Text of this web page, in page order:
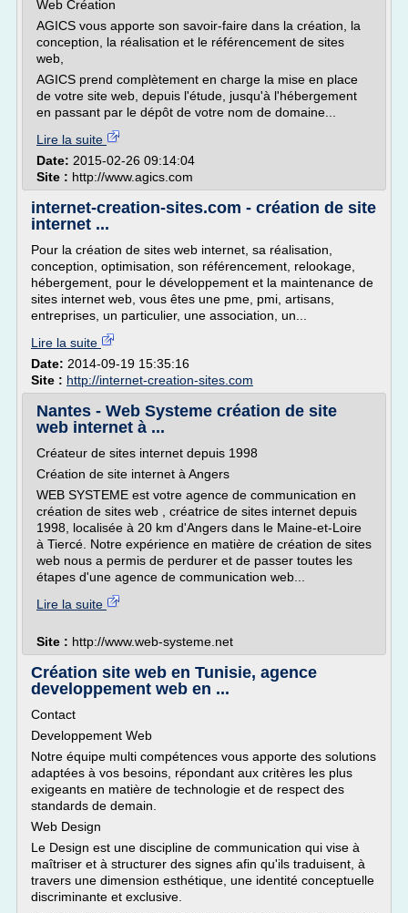
Web Création
AGICS vous apporte son savoir-faire dans la création, la
conception, la réalisation et le référencement de sites
web,
AGICS prend complètement en charge la mise en place
de votre site web, depuis l'étude, jusqu'à l'hébergement
en passant par le dépôt de votre nom de domaine...
Lire la suite
Date: 2015-02-26 09:14:04
Site : http://www.agics.com
internet-creation-sites.com - création de site
internet ...
Pour la création de sites web internet, sa réalisation,
conception, optimisation, son référencement, relookage,
hébergement, pour le développement et la maintenance de
sites internet web, vous êtes une pme, pmi, artisans,
entreprises, un particulier, une association, un...
Lire la suite
Date: 2014-09-19 15:35:16
Site : http://internet-creation-sites.com
Nantes - Web Systeme création de site
web internet à ...
Créateur de sites internet depuis 1998
Création de site internet à Angers
WEB SYSTEME est votre agence de communication en
création de sites web , créatrice de sites internet depuis
1998, localisée à 20 km d'Angers dans le Maine-et-Loire
à Tiercé. Notre expérience en matière de création de sites
web nous a permis de perdurer et de passer toutes les
étapes d'une agence de communication web...
Lire la suite
Site : http://www.web-systeme.net
Création site web en Tunisie, agence
developpement web en ...
Contact
Developpement Web
Notre équipe multi compétences vous apporte des solutions
adaptées à vos besoins, répondant aux critères les plus
exigeants en matière de technologie et de respect des
standards de demain.
Web Design
Le Design est une discipline de communication qui vise à
maîtriser et à structurer des signes afin qu'ils traduisent, à
travers une dimension esthétique, une identité conceptuelle
discriminante et exclusive.